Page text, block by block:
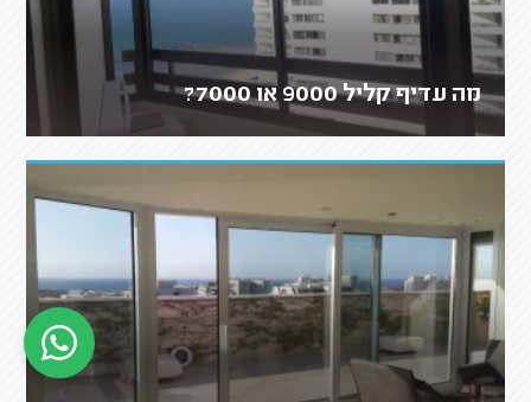
מה עדיף קליל 9000 או 7000?